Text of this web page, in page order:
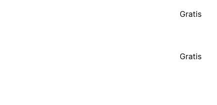
Gratis
Gratis